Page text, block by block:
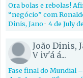
Ora bolas e rebolas!
“negócio” com
Dinis, Jano· 4 de July
João Dinis,
V iv'á á...
Fase final do Mundial